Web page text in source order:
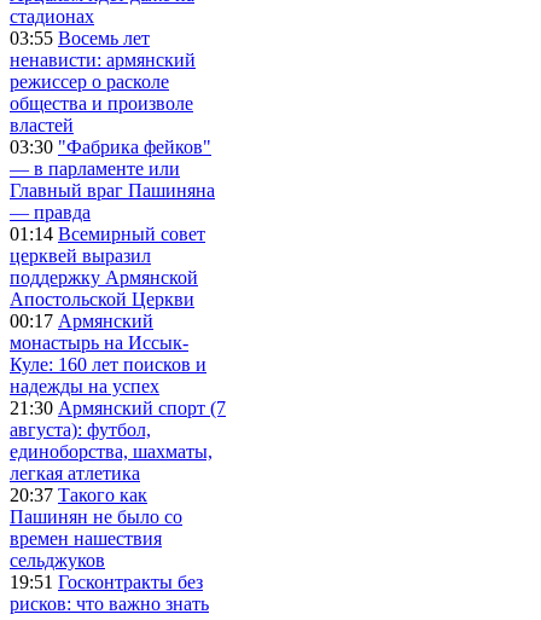
стадионах
03:55 Восемь лет
ненависти: армянский
режиссер о расколе
общества и произволе
властей
03:30 "Фабрика фейков"
— в парламенте или
Главный враг Пашиняна
— правда
01:14 Всемирный совет
церквей выразил
поддержку Армянской
Апостольской Церкви
00:17 Армянский
монастырь на Иссык-
Куле: 160 лет поисков и
надежды на успех
21:30 Армянский спорт (7
августа): футбол,
единоборства, шахматы,
легкая атлетика
20:37 Такого как
Пашинян не было со
времен нашествия
сельджуков
19:51 Госконтракты без
рисков: что важно знать